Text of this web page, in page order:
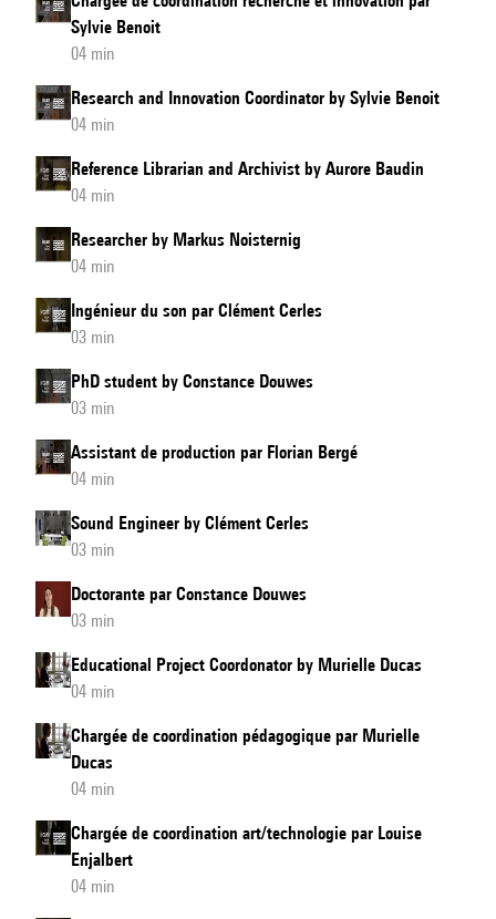
Sylvie Benoit
04 min
Research and Innovation Coordinator by Sylvie Benoit
04 min
Reference Librarian and Archivist by Aurore Baudin
04 min
Researcher by Markus Noisternig
04 min
Ingénieur du son par Clément Cerles
03 min
PhD student by Constance Douwes
03 min
Assistant de production par Florian Bergé
04 min
Sound Engineer by Clément Cerles
03 min
Doctorante par Constance Douwes
03 min
Educational Project Coordonator by Murielle Ducas
04 min
Chargée de coordination pédagogique par Murielle
Ducas
04 min
Chargée de coordination art/technologie par Louise
Enjalbert
04 min